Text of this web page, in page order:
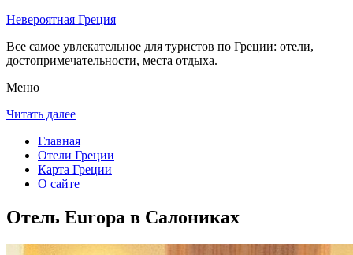
Невероятная Греция
Все самое увлекательное для туристов по Греции: отели,
достопримечательности, места отдыха.
Меню
Читать далее
Главная
Отели Греции
Карта Греции
О сайте
Отель Europa в Салониках